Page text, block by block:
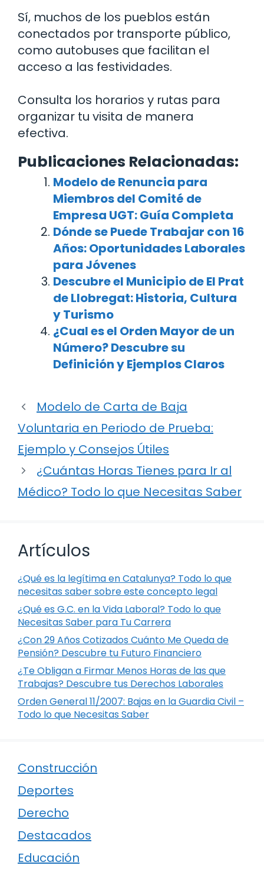
Sí, muchos de los pueblos están
conectados por transporte público,
como autobuses que facilitan el
acceso a las festividades.
Consulta los horarios y rutas para
organizar tu visita de manera
efectiva.
Publicaciones Relacionadas:
Modelo de Renuncia para
Miembros del Comité de
Empresa UGT: Guía Completa
Dónde se Puede Trabajar con 16
Años: Oportunidades Laborales
para Jóvenes
Descubre el Municipio de El Prat
de Llobregat: Historia, Cultura
y Turismo
¿Cual es el Orden Mayor de un
Número? Descubre su
Definición y Ejemplos Claros
Modelo de Carta de Baja
Voluntaria en Periodo de Prueba:
Ejemplo y Consejos Útiles
¿Cuántas Horas Tienes para Ir al
Médico? Todo lo que Necesitas Saber
Artículos
¿Qué es la legítima en Catalunya? Todo lo que
necesitas saber sobre este concepto legal
¿Qué es G.C. en la Vida Laboral? Todo lo que
Necesitas Saber para Tu Carrera
¿Con 29 Años Cotizados Cuánto Me Queda de
Pensión? Descubre tu Futuro Financiero
¿Te Obligan a Firmar Menos Horas de las que
Trabajas? Descubre tus Derechos Laborales
Orden General 11/2007: Bajas en la Guardia Civil –
Todo lo que Necesitas Saber
Construcción
Deportes
Derecho
Destacados
Educación